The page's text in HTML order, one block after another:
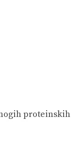
proteinskih